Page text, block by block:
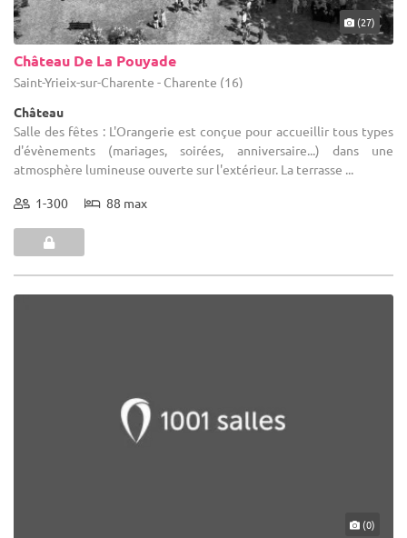
(27)
Château De La Pouyade
Saint-Yrieix-sur-Charente - Charente (16)
Château
Salle des fêtes : L'Orangerie est conçue pour accueillir tous types
d'évènements (mariages, soirées, anniversaire...) dans une
atmosphère lumineuse ouverte sur l'extérieur. La terrasse ...
1-300 88 max
(0)